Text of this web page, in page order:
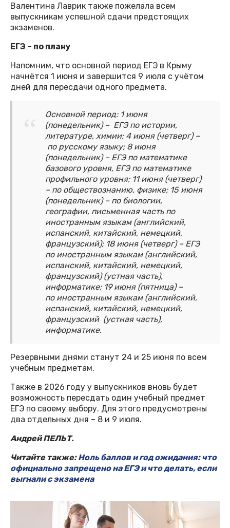
Валентина Лаврик также пожелала всем
выпускникам успешной сдачи предстоящих
экзаменов.
ЕГЭ – по плану
Напомним, что основной период ЕГЭ в Крыму
начнётся 1 июня и завершится 9 июля с учётом
дней для пересдачи одного предмета.
Основной период: 1 июня
(понедельник) – ЕГЭ по истории,
литературе, химии; 4 июня (четверг) –
по русскому языку; 8 июня
(понедельник) – ЕГЭ по математике
базового уровня, ЕГЭ по математике
профильного уровня; 11 июня (четверг)
– по обществознанию, физике; 15 июня
(понедельник) – по биологии,
географии, письменная часть по
иностранным языкам (английский,
испанский, китайский, немецкий,
французский); 18 июня (четверг) – ЕГЭ
по иностранным языкам (английский,
испанский, китайский, немецкий,
французский) (устная часть),
информатике; 19 июня (пятница) –
по иностранным языкам (английский,
испанский, китайский, немецкий,
французский (устная часть),
информатике.
Резервными днями станут 24 и 25 июня по всем
учебным предметам.
Также в 2026 году у выпускников вновь будет
возможность пересдать один учебный предмет
ЕГЭ по своему выбору. Для этого предусмотрены
два отдельных дня – 8 и 9 июля.
Андрей ПЕЛЬТ.
Читайте также:Ноль баллов и год ожидания: что
официально запрещено на ЕГЭ и что делать, если
выгнали с экзамена